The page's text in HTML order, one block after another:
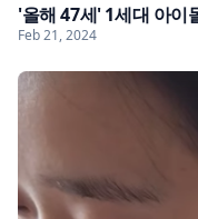
'올해 47세' 1세대 아이
Feb 21, 2024